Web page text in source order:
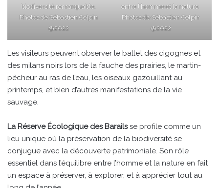
biodiversité remarquable.
Photos de Sébastien Colpin
@2022
entre l’homme et la nature.
Photos de Sébastien Colpin
@2022
Les visiteurs peuvent observer le ballet des cigognes et
des milans noirs lors de la fauche des prairies, le martin-
pêcheur au ras de l’eau, les oiseaux gazouillant au
printemps, et bien d’autres manifestations de la vie
sauvage.
La Réserve Écologique des Barailsse profile comme un
lieu unique où la préservation de la biodiversité se
conjugue avec la découverte patrimoniale. Son rôle
essentiel dans l’équilibre entre l’homme et la nature en fait
un espace à préserver, à explorer, et à apprécier tout au